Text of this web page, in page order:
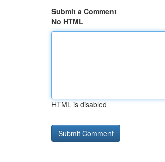
Submit a Comment
No HTML
HTML is disabled